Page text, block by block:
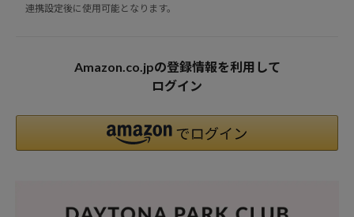
連携設定後に使用可能となります。
Amazon.co.jpの登録情報を利用して
ログイン